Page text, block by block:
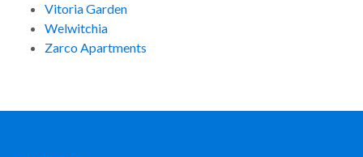
Vitoria Garden
Welwitchia
Zarco Apartments